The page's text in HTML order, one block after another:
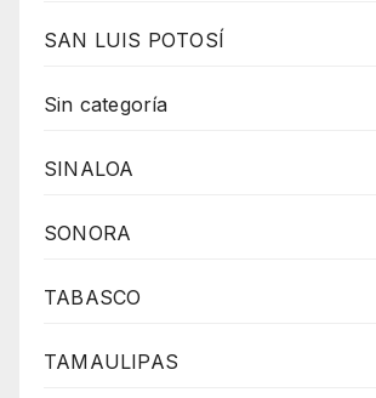
SAN LUIS POTOSÍ
Sin categoría
SINALOA
SONORA
TABASCO
TAMAULIPAS